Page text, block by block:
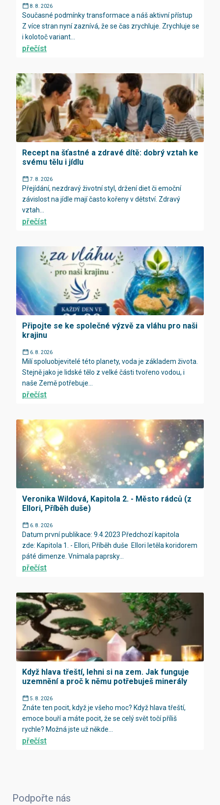
8. 8. 2026
Současné podmínky transformace a náš aktivní přístup
Z více stran nyní zaznívá, že se čas zrychluje. Zrychluje se
i kolotoč variant...
přečíst
Recept na šťastné a zdravé dítě: dobrý vztah ke
svému tělu i jídlu
7. 8. 2026
Přejídání, nezdravý životní styl, držení diet či emoční
závislost na jídle mají často kořeny v dětství. Zdravý
vztah...
přečíst
Připojte se ke společné výzvě za vláhu pro naši
krajinu
6. 8. 2026
Milí spoluobjevitelé této planety, voda je základem života.
Stejně jako je lidské tělo z velké části tvořeno vodou, i
naše Země potřebuje...
přečíst
Veronika Wildová, Kapitola 2. - Město rádců (z
Ellori, Příběh duše)
6. 8. 2026
Datum první publikace: 9.4.2023 Předchozí kapitola
zde: Kapitola 1. - Ellori, Příběh duše Ellori letěla koridorem
páté dimenze. Vnímala paprsky...
přečíst
Když hlava třeští, lehni si na zem. Jak funguje
uzemnění a proč k němu potřebuješ minerály
5. 8. 2026
Znáte ten pocit, když je všeho moc? Když hlava třeští,
emoce bouří a máte pocit, že se celý svět točí příliš
rychle? Možná jste už někde...
přečíst
Podpořte nás